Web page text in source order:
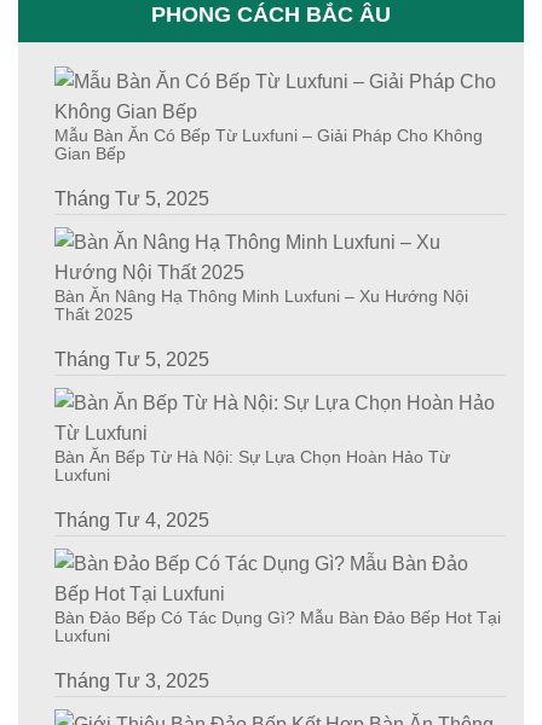
PHONG CÁCH BẮC ÂU
Mẫu Bàn Ăn Có Bếp Từ Luxfuni – Giải Pháp Cho Không
Gian Bếp
Tháng Tư 5, 2025
Bàn Ăn Nâng Hạ Thông Minh Luxfuni – Xu Hướng Nội
Thất 2025
Tháng Tư 5, 2025
Bàn Ăn Bếp Từ Hà Nội: Sự Lựa Chọn Hoàn Hảo Từ
Luxfuni
Tháng Tư 4, 2025
Bàn Đảo Bếp Có Tác Dụng Gì? Mẫu Bàn Đảo Bếp Hot Tại
Luxfuni
Tháng Tư 3, 2025